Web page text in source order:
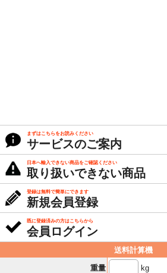
まずはこちらをお読みください
サービスのご案内
日本へ輸入できない商品をご確認ください
取り扱いできない商品
登録は無料で簡単にできます
新規会員登録
既に登録済みの方はこちらから
会員ログイン
送料計算機
重量
kg